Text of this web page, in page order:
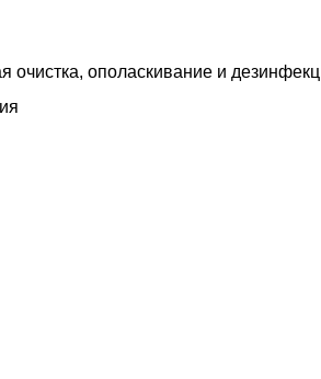
очистка, ополаскивание и